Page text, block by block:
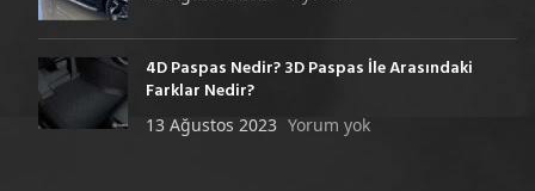
4D Paspas Nedir? 3D Paspas İle Arasındaki
Farklar Nedir?
13 Ağustos 2023 Yorum yok